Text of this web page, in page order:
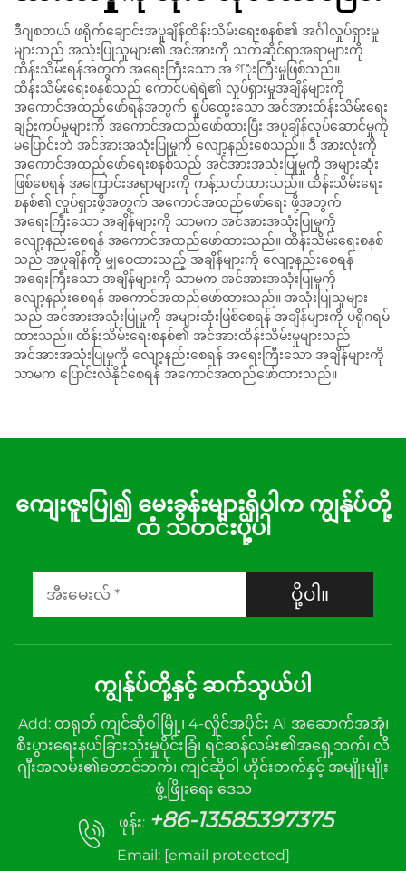
ဒီဂျစတယ် ဖရိုက်ချောင်းအပူချိန်ထိန်းသိမ်းရေးစနစ်၏ အင်္ဂါလှုပ်ရှားမှု
များသည် အသုံးပြုသူများ၏ အင်အားကို သက်ဆိုင်ရာအရာများကို
ထိန်းသိမ်းရန်အတွက် အရေးကြီးသော အগုံးကြီးမှုဖြစ်သည်။
ထိန်းသိမ်းရေးစနစ်သည် ကောင်ပရဲရဲ၏ လှုပ်ရှားမှုအချိန်များကို
အကောင်အထည်ဖော်ရန်အတွက် ရှုပ်ထွေးသော အင်အားထိန်းသိမ်းရေး
ချဉ်းကပ်မှုများကို အကောင်အထည်ဖော်ထားပြီး အပူချိန်လုပ်ဆောင်မှုကို
မပြောင်းဘဲ အင်အားအသုံးပြုမှုကို လျော့နည်းစေသည်။ ဒီ အားလုံးကို
အကောင်အထည်ဖော်ရေးစနစ်သည် အင်အားအသုံးပြုမှုကို အများဆုံး
ဖြစ်စေရန် အကြောင်းအရာများကို ကန့်သတ်ထားသည်။ ထိန်းသိမ်းရေး
စနစ်၏ လှုပ်ရှားဖို့အတွက် အကောင်အထည်ဖော်ရေး ဖို့အတွက်
အရေးကြီးသော အချိန်များကို သာမက အင်အားအသုံးပြုမှုကို
လျော့နည်းစေရန် အကောင်အထည်ဖော်ထားသည်။ ထိန်းသိမ်းရေးစနစ်
သည် အပူချိန်ကို မျှဝေထားသည့် အချိန်များကို လျော့နည်းစေရန်
အရေးကြီးသော အချိန်များကို သာမက အင်အားအသုံးပြုမှုကို
လျော့နည်းစေရန် အကောင်အထည်ဖော်ထားသည်။ အသုံးပြုသူများ
သည် အင်အားအသုံးပြုမှုကို အများဆုံးဖြစ်စေရန် အချိန်များကို ပရိုဂရမ်
ထားသည်။ ထိန်းသိမ်းရေးစနစ်၏ အင်အားထိန်းသိမ်းမှုများသည်
အင်အားအသုံးပြုမှုကို လျော့နည်းစေရန် အရေးကြီးသော အချိန်များကို
သာမက ပြောင်းလဲနိုင်စေရန် အကောင်အထည်ဖော်ထားသည်။
ကျေးဇူးပြု၍ မေးခွန်းများရှိပါက ကျွန်ုပ်တို့
ထံ သတင်းပို့ပါ
ပို့ပါ။
ကျွန်ုပ်တို့နှင့် ဆက်သွယ်ပါ
Add: တရုတ် ကျင်ဆိုဝါမြို့၊ 4-လှိုင်အပိုင်း A1 အဆောက်အအုံ၊
စီးပွားရေးနယ်ခြားသုံးမှုပိုင်းခြံ၊ ရင်ဆန်လမ်း၏အရှေ့ဘက်၊ လီ
ဂျီးအလမ်း၏တောင်ဘက်၊ ကျင်ဆိုဝါ ဟိုင်းတက်နှင့် အမျိုးမျိုး
ဖွံ့ဖြိုးရေး ဒေသ
ဖုန်း: +86-13585397375
Email: [email protected]